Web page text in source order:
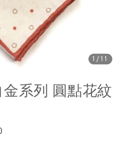
1 /11
金系列 圓點花紋